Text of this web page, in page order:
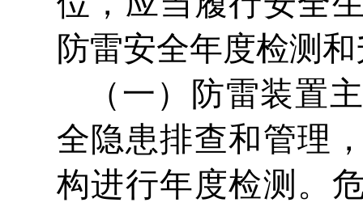
防雷安全年度检测
（一）防雷装置
全隐患排查和管理
构进行年度检测。